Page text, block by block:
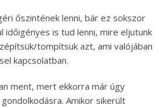
őszintének lenni, bár ez sokszor
időigényes is tud lenni, mire eljutunk
tompítsuk azt, ami valójában
kapcsolatban.
ment, mert ekkorra már úgy
Amikor sikerült